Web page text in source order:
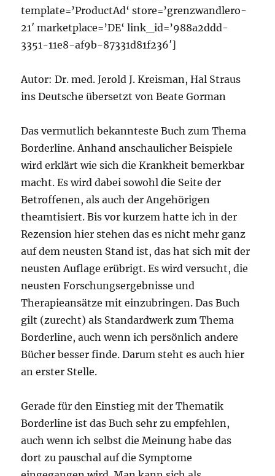
template=’ProductAd‘ store=’grenzwandlero-
21′ marketplace=’DE‘ link_id=’988a2ddd-
3351-11e8-af9b-87331d81f236′]
Autor: Dr. med. Jerold J. Kreisman, Hal Straus
ins Deutsche übersetzt von Beate Gorman
Das vermutlich bekannteste Buch zum Thema
Borderline. Anhand anschaulicher Beispiele
wird erklärt wie sich die Krankheit bemerkbar
macht. Es wird dabei sowohl die Seite der
Betroffenen, als auch der Angehörigen
theamtisiert. Bis vor kurzem hatte ich in der
Rezension hier stehen das es nicht mehr ganz
auf dem neusten Stand ist, das hat sich mit der
neusten Auflage erübrigt. Es wird versucht, die
neusten Forschungsergebnisse und
Therapieansätze mit einzubringen. Das Buch
gilt (zurecht) als Standardwerk zum Thema
Borderline, auch wenn ich persönlich andere
Bücher besser finde. Darum steht es auch hier
an erster Stelle.
Gerade für den Einstieg mit der Thematik
Borderline ist das Buch sehr zu empfehlen,
auch wenn ich selbst die Meinung habe das
dort zu pauschal auf die Symptome